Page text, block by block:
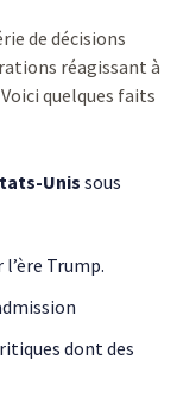
de décisions
réagissant à
quelques faits
Unis sous
Trump.
dont des